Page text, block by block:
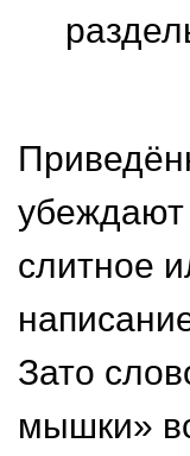
убеждают
слитное
Зато
мышки»